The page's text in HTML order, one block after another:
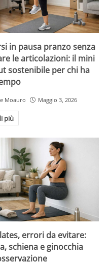
in pausa pranzo senza
le articolazioni: il mini
sostenibile per chi ha
Moauro Maggio 3, 2026
più
errori da evitare:
schiena e ginocchia